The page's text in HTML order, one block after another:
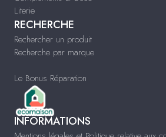
Literie
RECHERCHE
Rechercher un produit
Recherche par marque
Le Bonus Réparation
INFORMATIONS